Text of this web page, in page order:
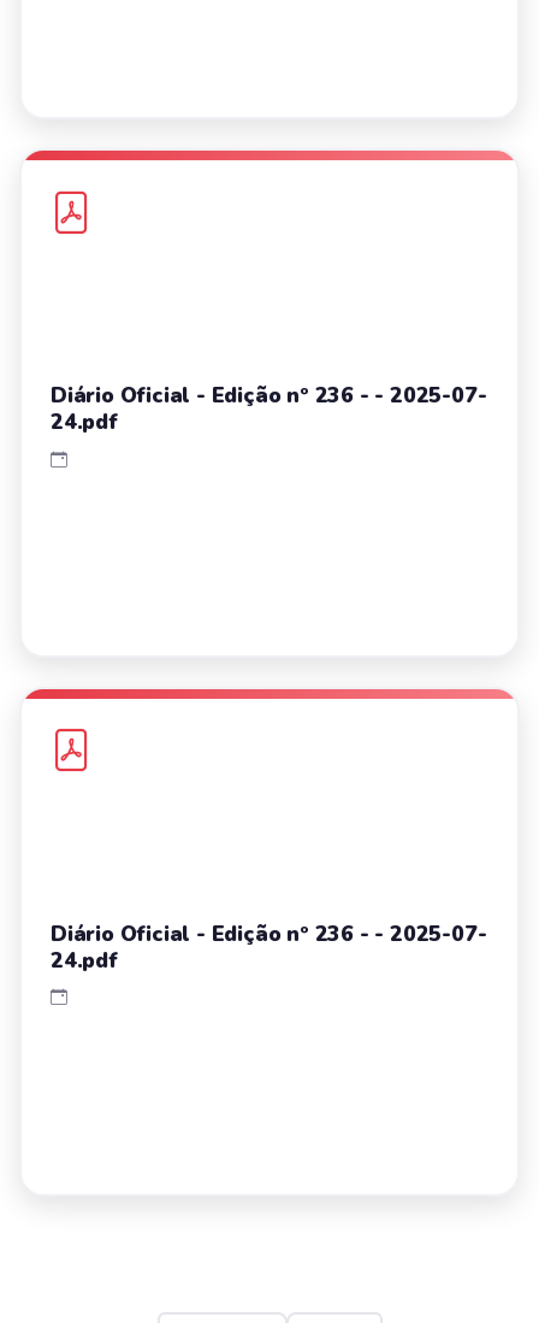
Diário Oficial - Edição nº 236 - - 2025-07-
24.pdf
Diário Oficial - Edição nº 236 - - 2025-07-
24.pdf